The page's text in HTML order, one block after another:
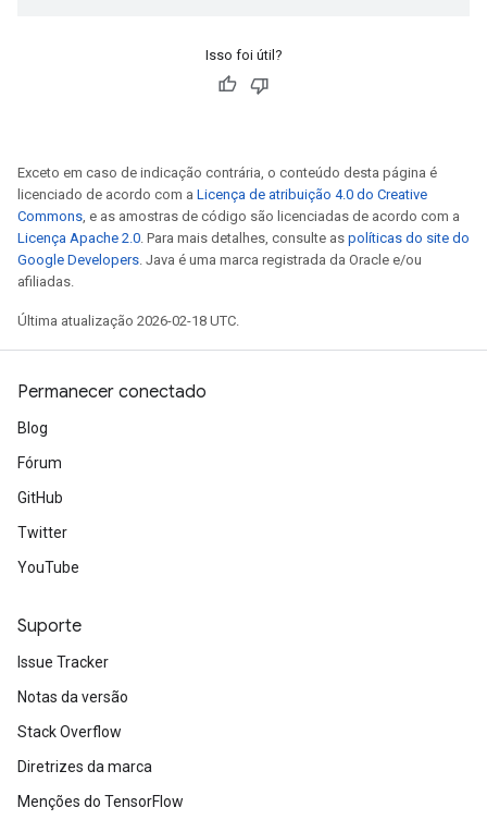
Isso foi útil?
Exceto em caso de indicação contrária, o conteúdo desta página é
licenciado de acordo com a Licença de atribuição 4.0 do Creative
Commons, e as amostras de código são licenciadas de acordo com a
Licença Apache 2.0. Para mais detalhes, consulte as políticas do site do
Google Developers. Java é uma marca registrada da Oracle e/ou
afiliadas.
Última atualização 2026-02-18 UTC.
Permanecer conectado
Blog
Fórum
GitHub
Twitter
YouTube
Suporte
Issue Tracker
Notas da versão
Stack Overflow
Diretrizes da marca
Menções do TensorFlow